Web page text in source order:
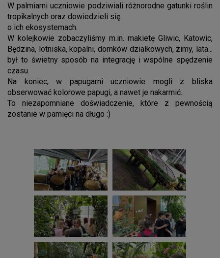
W palmiarni uczniowie podziwiali różnorodne gatunki roślin
tropikalnych oraz dowiedzieli się
o ich ekosystemach.
W kolejkowie zobaczyliśmy m.in. makietę Gliwic, Katowic,
Będzina, lotniska, kopalni, domków działkowych, zimy, lata...
był to świetny sposób na integrację i wspólne spędzenie
czasu.
Na koniec, w papugarni uczniowie mogli z bliska
obserwować kolorowe papugi, a nawet je nakarmić.
To niezapomniane doświadczenie, które z pewnością
zostanie w pamięci na długo :)